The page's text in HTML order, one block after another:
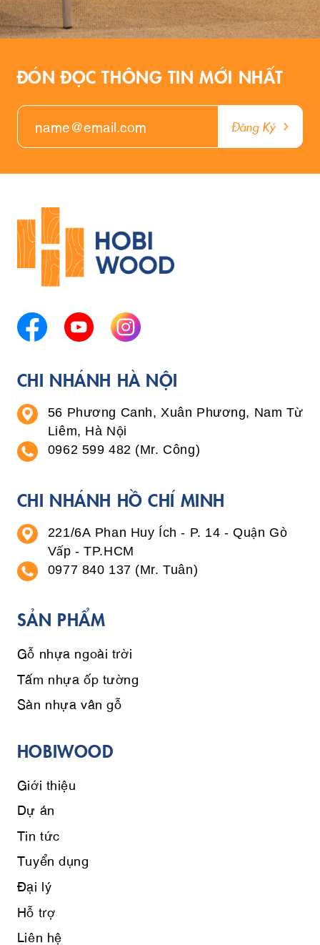
ĐÓN ĐỌC THÔNG TIN MỚI NHẤT
Đăng Ký
CHI NHÁNH HÀ NỘI
56 Phương Canh, Xuân Phương, Nam Từ
Liêm, Hà Nội
0962 599 482 (Mr. Công)
CHI NHÁNH HỒ CHÍ MINH
221/6A Phan Huy Ích - P. 14 - Quận Gò
Vấp - TP.HCM
0977 840 137 (Mr. Tuân)
SẢN PHẨM
Gỗ nhựa ngoài trời
Tấm nhựa ốp tường
Sàn nhựa vân gỗ
HOBIWOOD
Giới thiệu
Dự án
Tin tức
Tuyển dụng
Đại lý
Hỗ trợ
Liên hệ